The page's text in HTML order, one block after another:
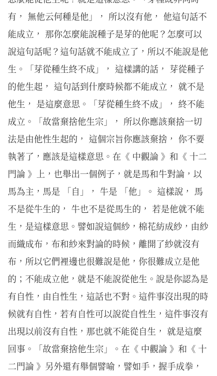
有， 無他云何種是他」， 所以沒有他， 他這句話不
能成立， 那你怎麼能說種子是芽的他呢？怎麼可以
說這句話呢？這句話就不能成立了，所以不能說是他
生。「芽從種生終不成」， 這樣講的話， 芽從種子
的他生起， 這句話到什麼時候都不能成立， 就不是
他生， 是這麼意思。「芽從種生終不成」， 終不能
成立。「故當棄捨他生宗」， 所以你應該棄捨一切
法是由他性生起的， 這個宗旨你應該棄捨， 你不要
執著了，應該是這樣意思。在《 中觀論 》和《 十二
門論 》上，也舉出一個例子，就是馬和牛對論，以
馬為主，馬是 「自」， 牛是 「他」。 這樣說， 馬
不是從牛生的， 牛也不是從馬生的， 若是他就不能
生，是這樣意思。譬如說這個紗，棉花紡成紗，由紗
而織成布，布和紗來對論的時候，離開了紗就沒有
布，所以它們裡邊也很難說是他，你很難成立是他
的；不能成立他，就是不能說從他生。說是你認為是
有自性，由自性生，這話也不對。這件事沒出現的時
候就有自性，若有自性可以說從自性生，這件事沒有
出現以前沒有自性，那也就不能從自生， 就是這麼
回事。「故當棄捨他生宗」。在《 中觀論 》和《 十
二門論 》另外還有舉個譬喻，譬如手，握手成拳，